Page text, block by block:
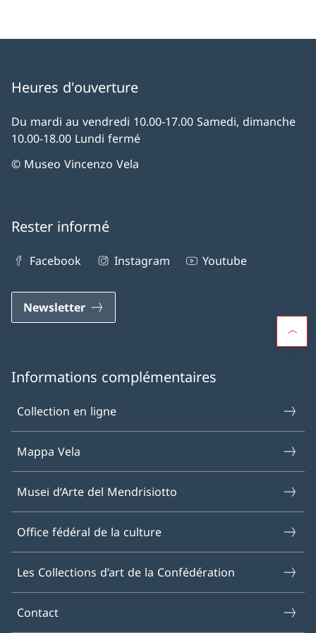
Heures d'ouverture
Du mardi au vendredi 10.00-17.00 Samedi, dimanche
10.00-18.00 Lundi fermé
© Museo Vincenzo Vela
Rester informé
Facebook Instagram Youtube
Newsletter
Informations complémentaires
Collection en ligne
Mappa Vela
Musei d‘Arte del Mendrisiotto
Office fédéral de la culture
Les Collections d’art de la Confédération
Contact